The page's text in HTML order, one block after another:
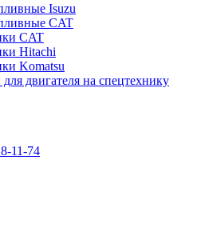
Isuzu
CAT
CAT
Hitachi
Komatsu
двигателя на спецтехнику
11-74